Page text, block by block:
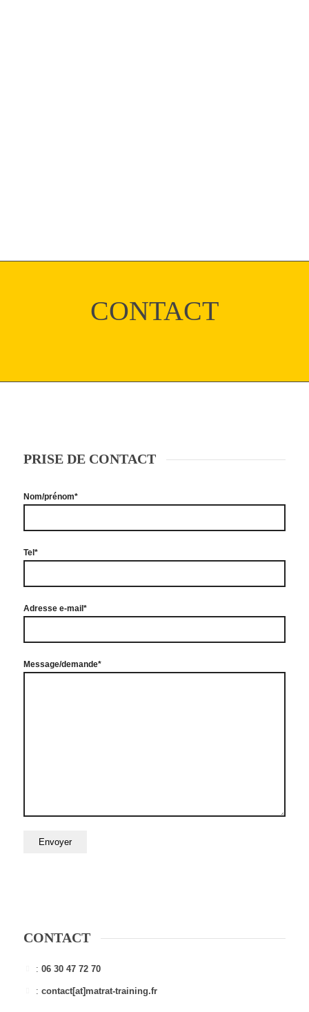
CONTACT
PRISE DE CONTACT
Nom/prénom*
Tel*
Adresse e-mail*
Message/demande*
CONTACT
:06 30 47 72 70
:contact[at]matrat-training.fr